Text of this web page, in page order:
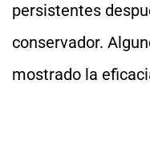
persistentes
conservador.
mostrado la